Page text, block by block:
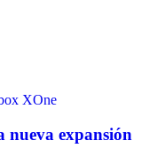
XOne
expansión